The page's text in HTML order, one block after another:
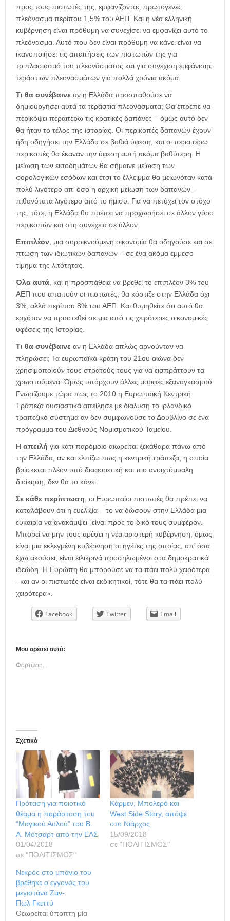
προς τους πιστωτές της, εμφανίζοντας πρωτογενές
πλεόνασμα περίπου 1,5% του ΑΕΠ. Και η νέα ελληνική
κυβέρνηση είναι πρόθυμη να συνεχίσει να εμφανίζει αυτό το
πλεόνασμα. Αυτό που δεν είναι πρόθυμη να κάνει είναι να
ικανοποιήσει τις απαιτήσεις των πιστωτών της για
τριπλασιασμό του πλεονάσματος και για συνέχιση εμφάνισης
τεράστιων πλεονασμάτων για πολλά χρόνια ακόμα.
Τι θα συνέβαινε αν η Ελλάδα προσπαθούσε να
δημιουργήσει αυτά τα τεράστια πλεονάσματα; Θα έπρεπε να
περικόψει περαιτέρω τις κρατικές δαπάνες – όμως αυτό δεν
θα ήταν το τέλος της ιστορίας. Οι περικοπές δαπανών έχουν
ήδη οδηγήσει την Ελλάδα σε βαθιά ύφεση, και οι περαιτέρω
περικοπές θα έκαναν την ύφεση αυτή ακόμα βαθύτερη. Η
μείωση των εισοδημάτων θα σήμαινε μείωση των
φορολογικών εσόδων και έτσι το έλλειμμα θα μειωνόταν κατά
πολύ λιγότερο απ’ όσο η αρχική μείωση των δαπανών –
πιθανότατα λιγότερο από το ήμισυ. Για να πετύχει τον στόχο
της, τότε, η Ελλάδα θα πρέπει να προχωρήσει σε άλλον γύρο
περικοπών και στη συνέχεια σε άλλον.
Επιπλέον, μια συρρικνούμενη οικονομία θα οδηγούσε και σε
πτώση των ιδιωτικών δαπανών – σε ένα ακόμα έμμεσο
τίμημα της λιτότητας.
Όλα αυτά, και η προσπάθεια να βρεθεί το επιπλέον 3% του
ΑΕΠ που απαιτούν οι πιστωτές, θα κόστιζε στην Ελλάδα όχι
3%, αλλά περίπου 8% του ΑΕΠ. Και θυμηθείτε ότι αυτό θα
ερχόταν να προστεθεί σε μια από τις χειρότερες οικονομικές
υφέσεις της Ιστορίας.
Τι θα συνέβαινε αν η Ελλάδα απλώς αρνούνταν να
πληρώσει; Τα ευρωπαϊκά κράτη του 21ου αιώνα δεν
χρησιμοποιούν τους στρατούς τους για να εισπράττουν τα
χρωστούμενα. Όμως υπάρχουν άλλες μορφές εξαναγκασμού.
Γνωρίζουμε τώρα πως το 2010 η Ευρωπαϊκή Κεντρική
Τράπεζα ουσιαστικά απείλησε με διάλυση το ιρλανδικό
τραπεζικό σύστημα αν δεν συμφωνούσε το Δουβλίνο σε ένα
πρόγραμμα του Διεθνούς Νομισματικού Ταμείου.
Η απειλή για κάτι παρόμοιο αιωρείται ξεκάθαρα πάνω από
την Ελλάδα, αν και ελπίζω πως η κεντρική τράπεζα, η οποία
βρίσκεται πλέον υπό διαφορετική και πιο ανοιχτόμυαλη
διοίκηση, δεν θα το κάνει.
Σε κάθε περίπτωση, οι Ευρωπαίοι πιστωτές θα πρέπει να
καταλάβουν ότι η ευελιξία – το να δώσουν στην Ελλάδα μια
ευκαιρία να ανακάμψει- είναι προς το δικό τους συμφέρον.
Μπορεί να μην τους αρέσει η νέα αριστερή κυβέρνηση, όμως
είναι μια εκλεγμένη κυβέρνηση οι ηγέτες της οποίας, απ’ όσα
έχω ακούσει, είναι ειλικρινά προσηλωμένοι στα δημοκρατικά
ιδεώδη. Η Ευρώπη θα μπορούσε να τα πάει πολύ χειρότερα
–και αν οι πιστωτές είναι εκδικητικοί, τότε θα τα πάει πολύ
χειρότερα».
Facebook Twitter Email
Μου αρέσει αυτό:
Φόρτωση...
Σχετικά
Πρόταση για ποιοτικό
θέαμα η παράσταση του
“Μαγικού Αυλού” του Β.
Α. Μότσαρτ από την ΕΛΣ
01/04/2018
σε "ΠΟΛΙΤΙΣΜΟΣ"
Κάρμεν, Μπολερό και
West Side Story, απόψε
στο Νιάρχος
15/09/2018
σε "ΠΟΛΙΤΙΣΜΟΣ"
Νεκρός στο μπάνιο του
βρέθηκε ο εγγονός τού
μεγιστάνα Ζαν-
Πωλ Γκεττύ
Θεωρείται ύποπτη μία